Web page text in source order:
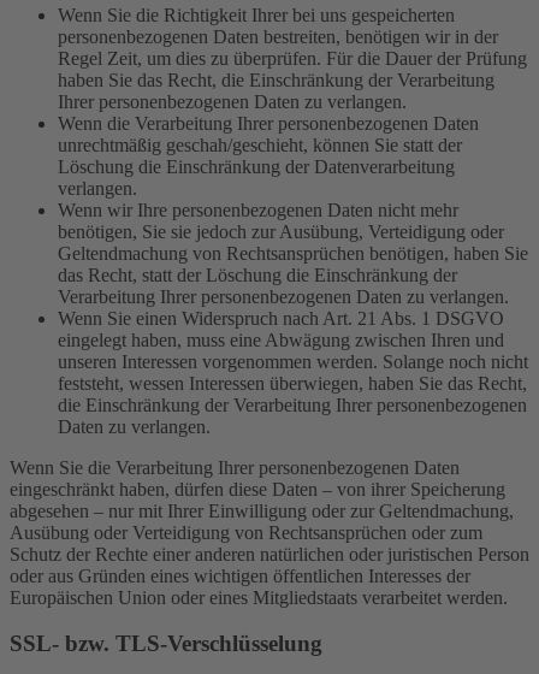
Wenn Sie die Richtigkeit Ihrer bei uns gespeicherten
personenbezogenen Daten bestreiten, benötigen wir in der
Regel Zeit, um dies zu überprüfen. Für die Dauer der Prüfung
haben Sie das Recht, die Einschränkung der Verarbeitung
Ihrer personenbezogenen Daten zu verlangen.
Wenn die Verarbeitung Ihrer personenbezogenen Daten
unrechtmäßig geschah/geschieht, können Sie statt der
Löschung die Einschränkung der Datenverarbeitung
verlangen.
Wenn wir Ihre personenbezogenen Daten nicht mehr
benötigen, Sie sie jedoch zur Ausübung, Verteidigung oder
Geltendmachung von Rechtsansprüchen benötigen, haben Sie
das Recht, statt der Löschung die Einschränkung der
Verarbeitung Ihrer personenbezogenen Daten zu verlangen.
Wenn Sie einen Widerspruch nach Art. 21 Abs. 1 DSGVO
eingelegt haben, muss eine Abwägung zwischen Ihren und
unseren Interessen vorgenommen werden. Solange noch nicht
feststeht, wessen Interessen überwiegen, haben Sie das Recht,
die Einschränkung der Verarbeitung Ihrer personenbezogenen
Daten zu verlangen.
Wenn Sie die Verarbeitung Ihrer personenbezogenen Daten
eingeschränkt haben, dürfen diese Daten – von ihrer Speicherung
abgesehen – nur mit Ihrer Einwilligung oder zur Geltendmachung,
Ausübung oder Verteidigung von Rechtsansprüchen oder zum
Schutz der Rechte einer anderen natürlichen oder juristischen Person
oder aus Gründen eines wichtigen öffentlichen Interesses der
Europäischen Union oder eines Mitgliedstaats verarbeitet werden.
SSL- bzw. TLS-Verschlüsselung